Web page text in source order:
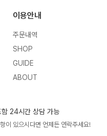
이용안내
주문내역
SHOP
GUIDE
ABOUT
24시간 상담 가능
이 있으시다면 언제든 연락주세요!